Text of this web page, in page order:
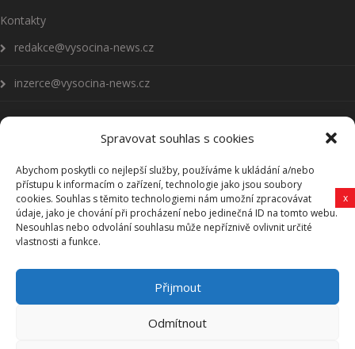
Spravovat souhlas s cookies
Abychom poskytli co nejlepší služby, používáme k ukládání a/nebo
přístupu k informacím o zařízení, technologie jako jsou soubory
cookies. Souhlas s těmito technologiemi nám umožní zpracovávat
údaje, jako je chování při procházení nebo jedinečná ID na tomto webu.
Nesouhlas nebo odvolání souhlasu může nepříznivě ovlivnit určité
vlastnosti a funkce.
Přijmout
Odmítnout
Kontakty
redakce@vysocina-news.cz
inzerce@vysocina-news.cz
Přihlásit se k odběru novinek
Všeobecné podmínky
Vysočina-news.cz
Zpravodajství z Vysočiny
x